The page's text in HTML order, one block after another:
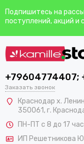
Подпишитесь на
поступлений, акций и
+79604774407;
Заказать звонок
Краснодар х.
350061, г.
ПН-ПТ с 8 до 17
ИП Решетникова